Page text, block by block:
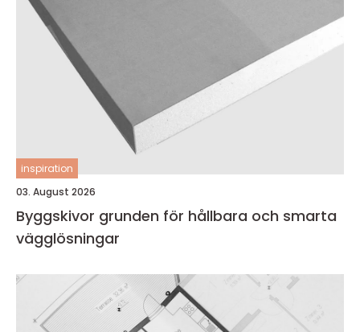
inspiration
03. August 2026
Byggskivor grunden för hållbara och smarta
vägglösningar